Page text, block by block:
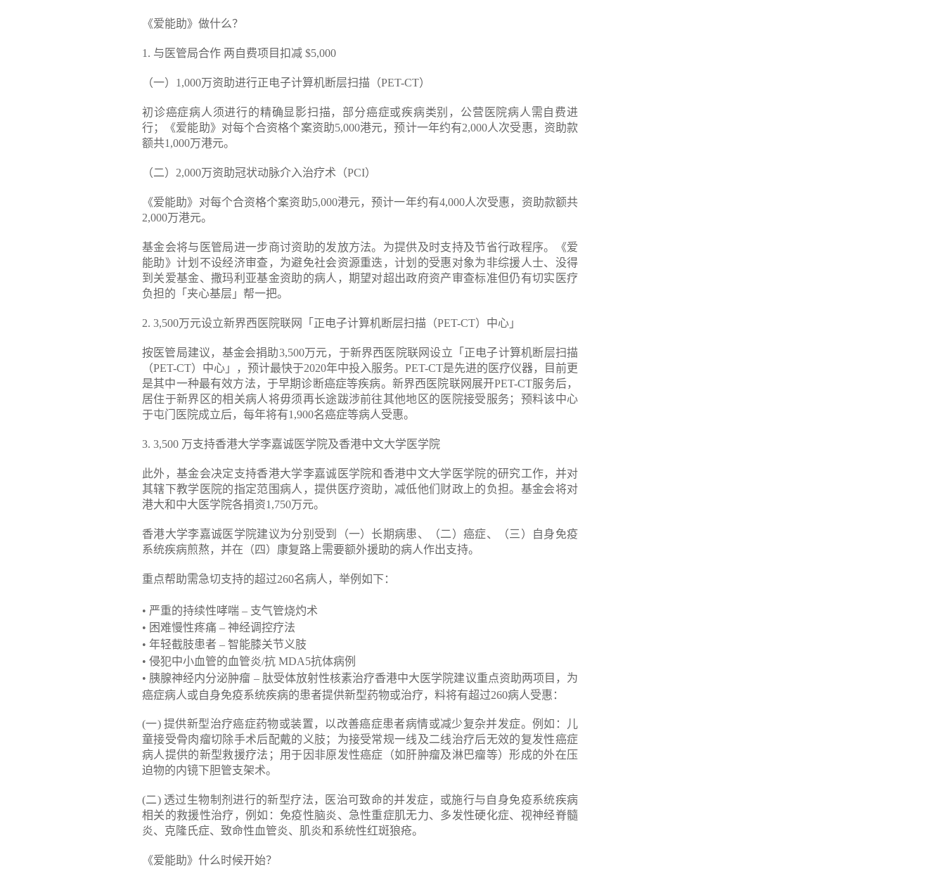
《爱能助》做什么？
1. 与医管局合作 两自费项目扣减 $5,000
（一）1,000万资助进行正电子计算机断层扫描（PET-CT）
初诊癌症病人须进行的精确显影扫描，部分癌症或疾病类别，公营医院病人需自费进
行；《爱能助》对每个合资格个案资助5,000港元，预计一年约有2,000人次受惠，资助款
额共1,000万港元。
（二）2,000万资助冠状动脉介入治疗术（PCI）
《爱能助》对每个合资格个案资助5,000港元，预计一年约有4,000人次受惠，资助款额共
2,000万港元。
基金会将与医管局进一步商讨资助的发放方法。为提供及时支持及节省行政程序。《爱
能助》计划不设经济审查，为避免社会资源重迭，计划的受惠对象为非综援人士、没得
到关爱基金、撒玛利亚基金资助的病人，期望对超出政府资产审查标准但仍有切实医疗
负担的「夹心基层」帮一把。
2. 3,500万元设立新界西医院联网「正电子计算机断层扫描（PET-CT）中心」
按医管局建议，基金会捐助3,500万元，于新界西医院联网设立「正电子计算机断层扫描
（PET-CT）中心」，预计最快于2020年中投入服务。PET-CT是先进的医疗仪器，目前更
是其中一种最有效方法，于早期诊断癌症等疾病。新界西医院联网展开PET-CT服务后，
居住于新界区的相关病人将毋须再长途跋涉前往其他地区的医院接受服务；预料该中心
于屯门医院成立后，每年将有1,900名癌症等病人受惠。
3. 3,500 万支持香港大学李嘉诚医学院及香港中文大学医学院
此外，基金会决定支持香港大学李嘉诚医学院和香港中文大学医学院的研究工作，并对
其辖下教学医院的指定范围病人，提供医疗资助，减低他们财政上的负担。基金会将对
港大和中大医学院各捐资1,750万元。
香港大学李嘉诚医学院建议为分别受到（一）长期病患、（二）癌症、（三）自身免疫
系统疾病煎熬，并在（四）康复路上需要额外援助的病人作出支持。
重点帮助需急切支持的超过260名病人，举例如下：
• 严重的持续性哮喘 – 支气管烧灼术
• 困难慢性疼痛 – 神经调控疗法
• 年轻截肢患者 – 智能膝关节义肢
• 侵犯中小血管的血管炎/抗 MDA5抗体病例
• 胰腺神经内分泌肿瘤 – 肽受体放射性核素治疗香港中大医学院建议重点资助两项目，为
癌症病人或自身免疫系统疾病的患者提供新型药物或治疗，料将有超过260病人受惠：
(一) 提供新型治疗癌症药物或装置，以改善癌症患者病情或减少复杂并发症。例如：儿
童接受骨肉瘤切除手术后配戴的义肢；为接受常规一线及二线治疗后无效的复发性癌症
病人提供的新型救援疗法；用于因非原发性癌症（如肝肿瘤及淋巴瘤等）形成的外在压
迫物的内镜下胆管支架术。
(二) 透过生物制剂进行的新型疗法，医治可致命的并发症，或施行与自身免疫系统疾病
相关的救援性治疗，例如：免疫性脑炎、急性重症肌无力、多发性硬化症、视神经脊髓
炎、克隆氏症、致命性血管炎、肌炎和系统性红斑狼疮。
《爱能助》什么时候开始？